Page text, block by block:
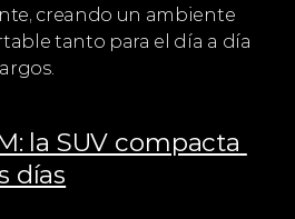
creando un ambiente
tanto para el día a día
la SUV compacta
días